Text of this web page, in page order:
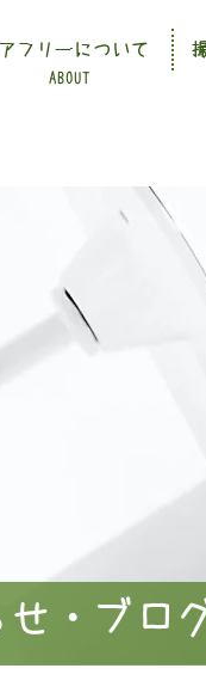
ABOUT
フリーについて
せ・ブロ